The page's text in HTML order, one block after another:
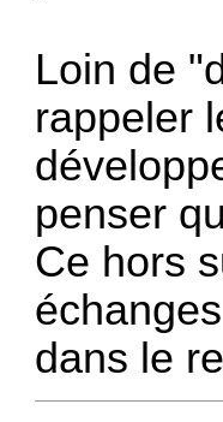
Loin de
rappeler
penser
Ce hors
dans le